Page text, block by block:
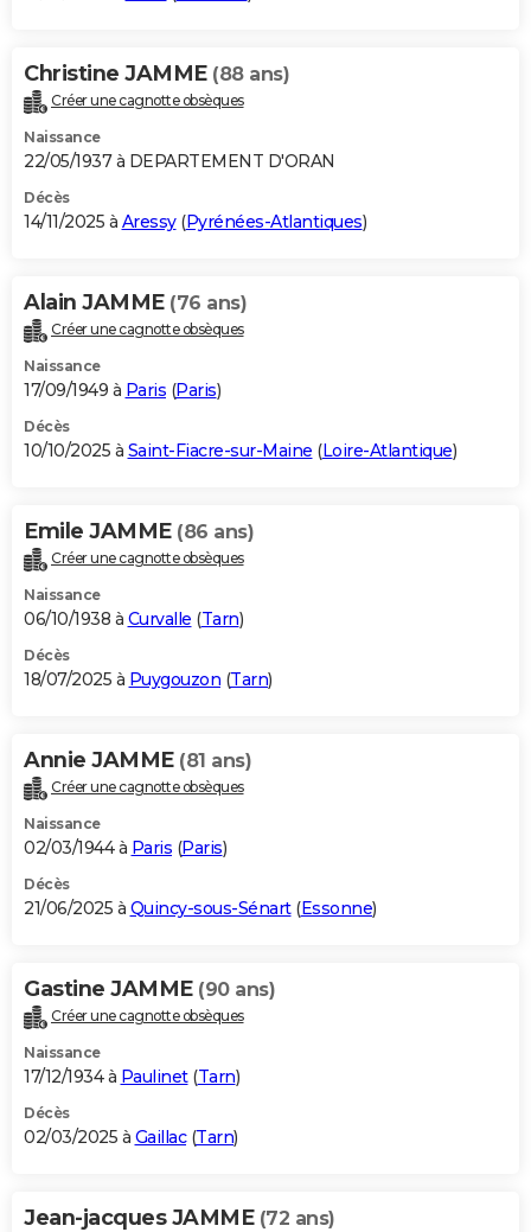
Christine JAMME (88 ans)
Créer une cagnotte obsèques
Naissance
22/05/1937 à DEPARTEMENT D'ORAN
Décès
14/11/2025 à Aressy(Pyrénées-Atlantiques)
Alain JAMME (76 ans)
Créer une cagnotte obsèques
Naissance
17/09/1949 à Paris (Paris)
Décès
10/10/2025 à Saint-Fiacre-sur-Maine (Loire-Atlantique)
Emile JAMME (86 ans)
Créer une cagnotte obsèques
Naissance
06/10/1938 à Curvalle (Tarn)
Décès
18/07/2025 à Puygouzon (Tarn)
Annie JAMME (81 ans)
Créer une cagnotte obsèques
Naissance
02/03/1944 à Paris (Paris)
Décès
21/06/2025 à Quincy-sous-Sénart(Essonne)
Gastine JAMME (90 ans)
Créer une cagnotte obsèques
Naissance
17/12/1934 à Paulinet(Tarn)
Décès
02/03/2025 à Gaillac(Tarn)
Jean-jacques JAMME (72 ans)